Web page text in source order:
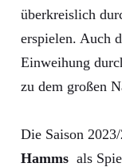
überkreislich
erspielen. Auch
Einweihung
zu dem großen
Die Saison
Hamms als